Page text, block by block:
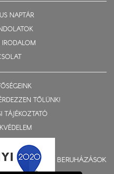
NAPTÁR
IRODALOM
TŐLÜNK!
TÁJÉKOZTATÓ
BERUHÁZÁSOK